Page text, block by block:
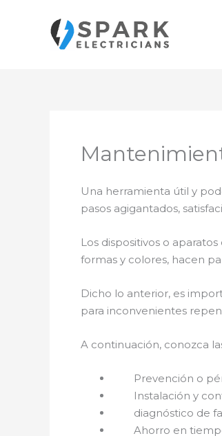
contenido
Una herramienta útil y
pasos agigantados,
Los dispositivos o
formas y colores, hacen
Dicho lo anterior, es
para inconvenientes
A continuación, conozca
Prevención o
Instalación y
diagnóstico de
Ahorro en